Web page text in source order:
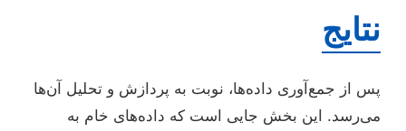
نتایج
پس از جمع‌آوری داده‌ها، نوبت به پردازش و تحلیل آن‌ها
می‌رسد. این بخش جایی است که داده‌های خام به